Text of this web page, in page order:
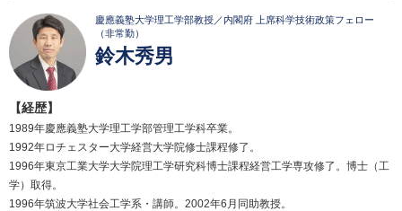
慶應義塾大学理工学部教授／内閣府 上席科学技術政策フェロー
（非常勤）
鈴木秀男
【経歴】
1989年慶應義塾大学理工学部管理工学科卒業。
1992年ロチェスター大学経営大学院修士課程修了。
1996年東京工業大学大学院理工学研究科博士課程経営工学専攻修了。博士（工
学）取得。
1996年筑波大学社会工学系・講師。2002年6月同助教授。